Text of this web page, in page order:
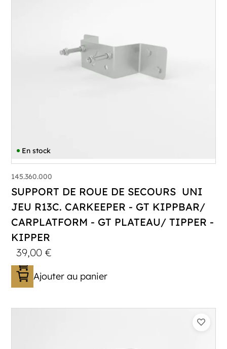
En stock
145.360.000
SUPPORT DE ROUE DE SECOURS UNI
JEU R13C. CARKEEPER - GT KIPPBAR/
CARPLATFORM - GT PLATEAU/ TIPPER -
KIPPER
39,00€
Ajouter au panier